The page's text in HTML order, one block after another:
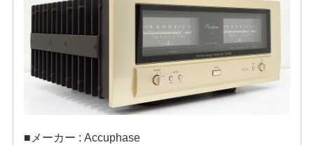
■メーカー : Accuphase